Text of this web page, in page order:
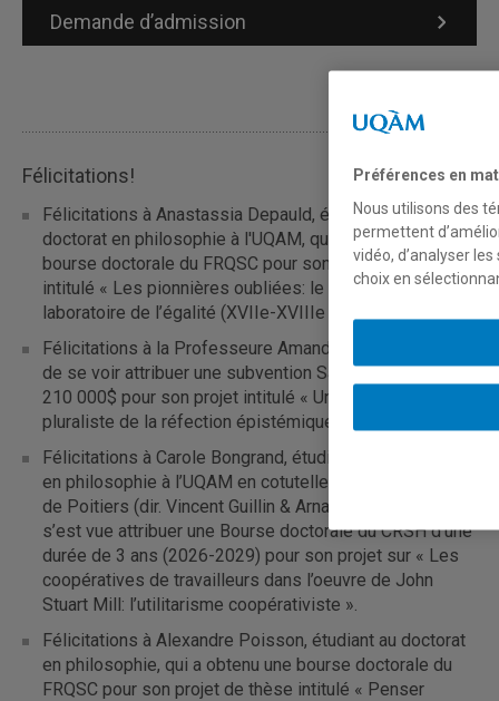
Demande d’admission
Félicitations!
Félicitations à Anastassia Depauld, étudiante au
doctorat en philosophie à l'UQAM, qui a obtenu une
bourse doctorale du FRQSC pour son projet de thèse
intitulé « Les pionnières oubliées: le mariage comme
laboratoire de l’égalité (XVIIe-XVIIIe siècles) ».
Félicitations à la Professeure Amandine Catala qui vient
de se voir attribuer une subvention Savoir du CRSH de
210 000$ pour son projet intitulé « Une approche
pluraliste de la réfection épistémique »!
Félicitations à Carole Bongrand, étudiante au doctorat
en philosophie à l’UQAM en cotutelle avec l’Université
de Poitiers (dir. Vincent Guillin & Arnaud François), qui
s’est vue attribuer une Bourse doctorale du CRSH d'une
durée de 3 ans (2026-2029) pour son projet sur « Les
coopératives de travailleurs dans l’oeuvre de John
Stuart Mill: l’utilitarisme coopérativiste ».
Félicitations à Alexandre Poisson, étudiant au doctorat
en philosophie, qui a obtenu une bourse doctorale du
FRQSC pour son projet de thèse intitulé « Penser
Préférences en
Nous utilisons des
permettent
vidéo, d’analyser
choix en